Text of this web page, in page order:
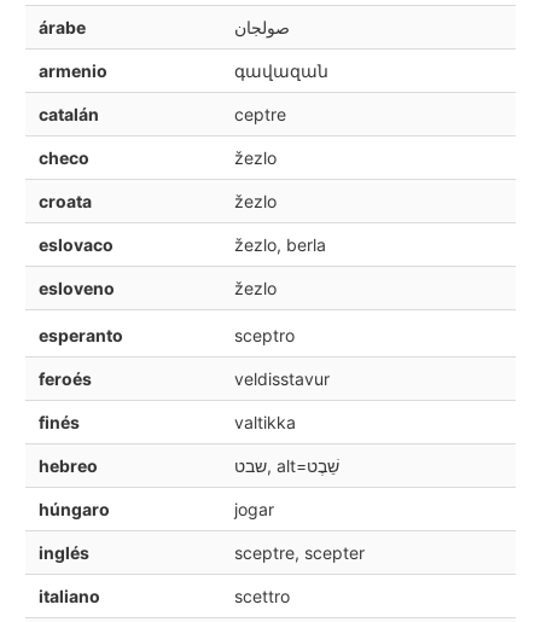
árabe صولجان
armenio գավազան
catalán ceptre
checo žezlo
croata žezlo
eslovaco žezlo, berla
esloveno žezlo
esperanto sceptro
feroés veldisstavur
finés valtikka
hebreo שבט, alt=שֵׁבֶט
húngaro jogar
inglés sceptre, scepter
italiano scettro